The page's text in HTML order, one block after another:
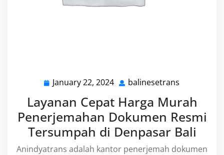
January 22, 2024 January
2024
balinesetrans
Layanan Cepat Harga Murah
Penerjemahan Dokumen Resmi
Tersumpah di Denpasar Bali
Anindyatrans adalah kantor penerjemah dokumen